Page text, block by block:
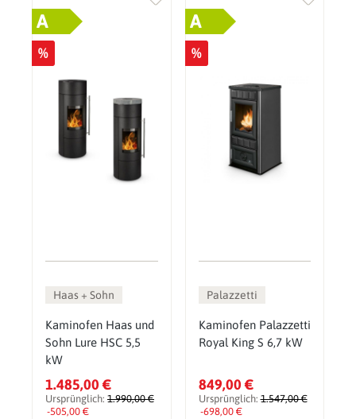
A
%
Haas + Sohn
Kaminofen Haas und
Sohn Lure HSC 5,5
kW
1.485,00 €
Ursprünglich: 1.990,00 €
-505,00 €
A
%
Palazzetti
Kaminofen Palazzetti
Royal King S 6,7 kW
849,00 €
Ursprünglich:1.547,00 €
-698,00 €